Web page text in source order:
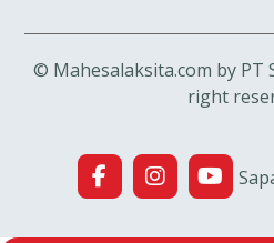
© Mahesalaksita.com by PT
right